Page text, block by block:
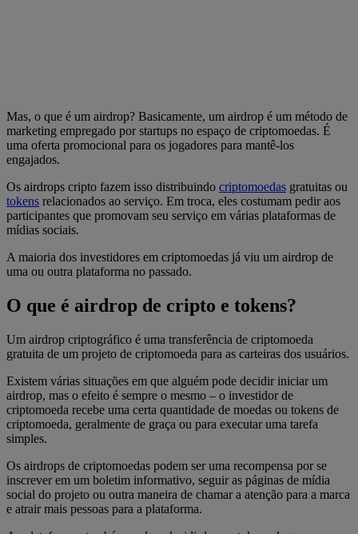
Mas, o que é um airdrop? Basicamente, um airdrop é um método de
marketing empregado por startups no espaço de criptomoedas. É
uma oferta promocional para os jogadores para mantê-los
engajados.
Os airdrops cripto fazem isso distribuindo criptomoedas gratuitas ou
tokens relacionados ao serviço. Em troca, eles costumam pedir aos
participantes que promovam seu serviço em várias plataformas de
mídias sociais.
A maioria dos investidores em criptomoedas já viu um airdrop de
uma ou outra plataforma no passado.
O que é airdrop de cripto e tokens?
Um airdrop criptográfico é uma transferência de criptomoeda
gratuita de um projeto de criptomoeda para as carteiras dos usuários.
Existem várias situações em que alguém pode decidir iniciar um
airdrop, mas o efeito é sempre o mesmo – o investidor de
criptomoeda recebe uma certa quantidade de moedas ou tokens de
criptomoeda, geralmente de graça ou para executar uma tarefa
simples.
Os airdrops de criptomoedas podem ser uma recompensa por se
inscrever em um boletim informativo, seguir as páginas de mídia
social do projeto ou outra maneira de chamar a atenção para a marca
e atrair mais pessoas para a plataforma.